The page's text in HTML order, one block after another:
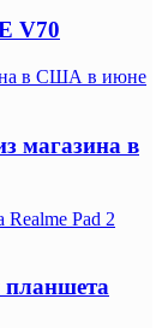
V70
в США в июне
магазина в
Pad 2
планшета